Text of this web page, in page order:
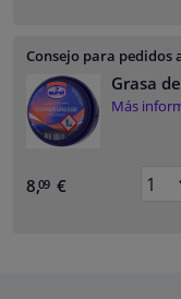
Consejo para pedidos
Grasa
Más
8,09 €